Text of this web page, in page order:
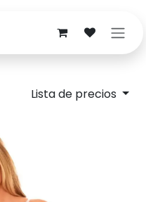
Lista de precios